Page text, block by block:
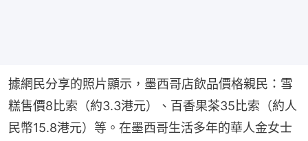
據網民分享的照片顯示，墨西哥店飲品價格親民：雪
糕售價8比索（約3.3港元）、百香果茶35比索（約人
民幣15.8港元）等。在墨西哥生活多年的華人金女士